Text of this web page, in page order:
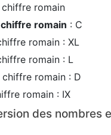
romain
chiffre romain : C
romain : XL
romain : L
romain : D
romain : IX
des nombres